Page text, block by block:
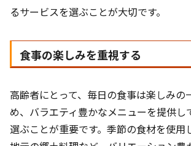
るサービスを選ぶことが大切です。
食事の楽しみを重視する
高齢者にとって、毎日の食事は楽しみの
め、バラエティ豊かなメニューを提供し
選ぶことが重要です。季節の食材を使用